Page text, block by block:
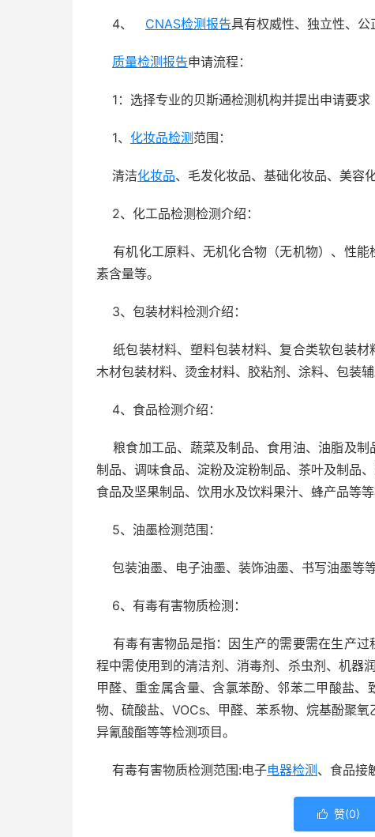
4、 CNAS检测报告具有权威性、独立性、公
质量检测报告申请流程：
1：选择专业的贝斯通检测机构并提出申请要求
1、 化妆品检测 范围：
清洁化妆品、毛发化妆品、基础化妆品、美容
2、化工品检测检测介绍：
有机化工原料、无机化合物（无机物）、性能
素含量等。
3、包装材料检测介绍：
纸包装材料、塑料包装材料、复合类软包装材
木材包装材料、烫金材料、胶粘剂、涂料、包装辅
4、食品检测介绍：
粮食加工品、蔬菜及制品、食用油、油脂及制
制品、调味食品、淀粉及淀粉制品、茶叶及制品
食品及坚果制品、饮用水及饮料果汁、蜂产品等等
5、油墨检测范围：
包装油墨、电子油墨、装饰油墨、书写油墨等等
6、有毒有害物质检测：
有毒有害物品是指：因生产的需要需在生产过
程中需使用到的清洁剂、消毒剂、杀虫剂、机器
甲醛、重金属含量、含氯苯酚、邻苯二甲酸盐
物、硫酸盐、VOCs、甲醛、苯系物、烷基酚聚
异氰酸酯等等检测项目。
有毒有害物质检测范围:电子电器检测 、食品接
 赞(0)